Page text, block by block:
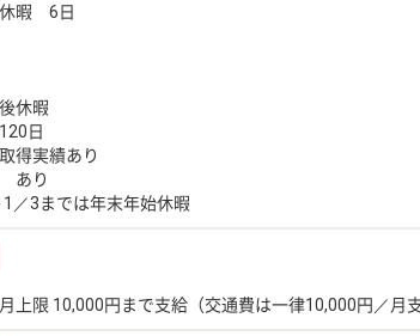
暇 6日
休暇
日
得実績あり
あり
／3までは年末年始休暇
上限 10,000円まで支給（交通費は一律10,000円／月